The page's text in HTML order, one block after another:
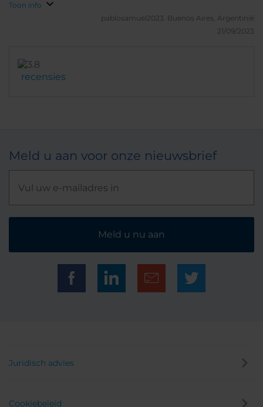
Toon info
pablosamuel2023. Buenos Aires, Argentinië
21/09/2023
recensies
Meld u aan voor onze nieuwsbrief
Meld u nu aan
Juridisch advies
Cookiebeleid